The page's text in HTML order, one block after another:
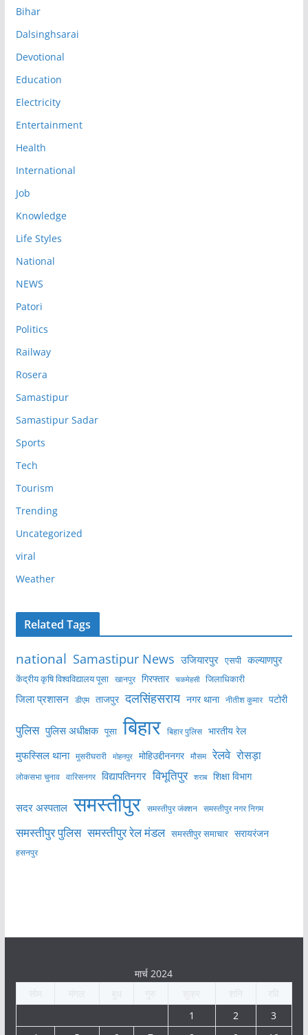
Bihar
Dalsinghsarai
Devotional
Education
Electricity
Entertainment
Health
International
Job
Knowledge
Life Styles
National
NEWS
Patori
Politics
Railway
Rosera
Samastipur
Samastipur Sadar
Sports
Tech
Tourism
Trending
Uncategorized
viral
Weather
Related Tags
national Samastipur News उजियारपुर एसपी कल्याणपुर
केंद्रीय कृषि विश्वविद्यालय पूसा खानपुर गिरफ्तार चकमेहसी जिलाधिकारी
जिला प्रशासन डीएम ताजपुर दलसिंहसराय नगर थाना नीतीश कुमार पटोरी
पुलिस पुलिस अधीक्षक पूसा बिहार बिहार पुलिस भारतीय रेल
मुफस्सिल थाना मुसरीघरारी मोहनपुर मोहिउद्दीननगर मौसम रेलवे रोसड़ा
लोकसभा चुनाव वारिसनगर विद्यापतिनगर विभूतिपुर शराब शिक्षा विभाग
सदर अस्पताल समस्तीपुर समस्तीपुर जंक्शन समस्तीपुर नगर निगम
समस्तीपुर पुलिस समस्तीपुर रेल मंडल समस्तीपुर समाचार सरायरंजन
हसनपुर
मार्च 2024
1
2
3